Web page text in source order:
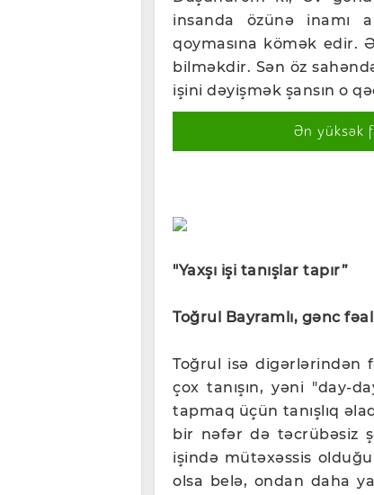
insanda özünə inamı
qoymasına kömək edir.
bilməkdir. Sən öz
işini dəyişmək şansın o
Ən yüksək
"Yaxşı işi tanışlar tapır”
Toğrul Bayramlı, gənc fəal
Toğrul isə digərlərindən
çox tanışın, yəni "day-
tapmaq üçün tanışlıq
bir nəfər də təcrübəsiz
işində mütəxəssis
olsa belə, ondan daha